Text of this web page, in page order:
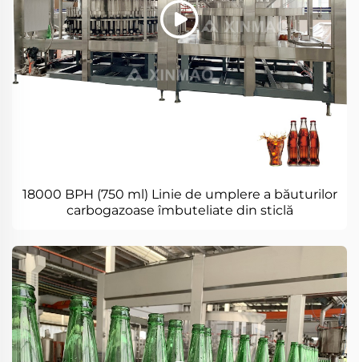
18000 BPH (750 ml) Linie de umplere a băuturilor
carbogazoase îmbuteliate din sticlă